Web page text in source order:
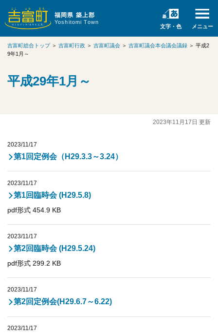
福岡県 築上郡
Yoshitomi Town
文字・色 メニュー
吉富町総合トップ＞ 吉富町行政 ＞ 吉富町議会 ＞ 吉富町議会本会議会議録 ＞ 平成2
9年1月～
平成29年1月～
2023年11月17日 更新
第1回定例会（H29.3.3～3.24）
2023/11/17
第1回臨時会 (H29.5.8)
pdf形式 454.9 KB
2023/11/17
第2回臨時会 (H29.5.24)
pdf形式 299.2 KB
2023/11/17
第2回定例会(H29.6.7～6.22)
2023/11/17
2023/11/17